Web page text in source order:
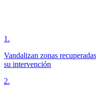
1 .
Vandalizan zonas
su intervención
2.